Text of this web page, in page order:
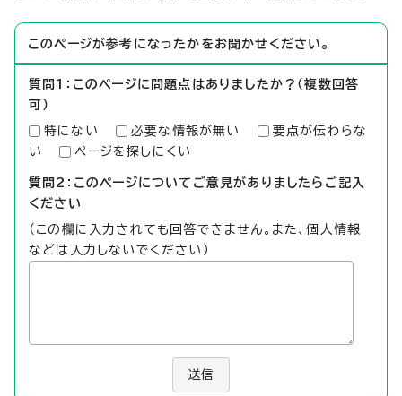
このページが参考になったかをお聞かせください。
質問1：このページに問題点はありましたか？（複数回答
可）
特にない 必要な情報が無い
要点が伝わらな
い
ページを探しにくい
質問2：このページについてご意見がありましたらご記入
ください
（この欄に入力されても回答できません。また、個人情報
などは入力しないでください）
送信